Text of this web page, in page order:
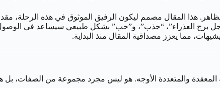
هذا المقال مصمم ليكون الرفيق الموثوق في هذه الرحلة،
برج العذراء”، “جذب”، و”حب” بشكل طبيعي سيساعد في
مما يعزز مصداقية المقال منذ البداية.
والمتعددة الأوجه. هو ليس مجرد مجموعة من الصفات، بل